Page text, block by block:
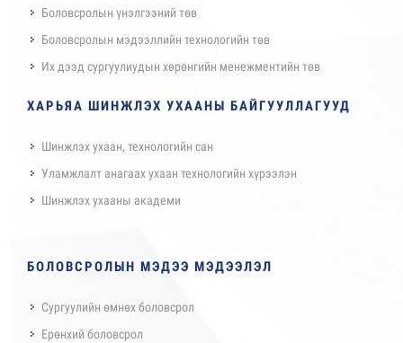
Боловсролын үнэлгээний төв
Боловсролын мэдээллийн технологийн төв
Их дээд сургуулиудын хөрөнгийн менежментийн төв
ХАРЬЯА ШИНЖЛЭХ УХААНЫ БАЙГУУЛЛАГУУД
Шинжлэх ухаан, технологийн сан
Уламжлалт анагаах ухаан технологийн хүрээлэн
Шинжлэх ухааны академи
БОЛОВСРОЛЫН МЭДЭЭ МЭДЭЭЛЭЛ
Сургуулийн өмнөх боловсрол
Ерөнхий боловсрол